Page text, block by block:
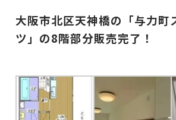
大阪市北区天神橋の「与力町
ツ」の8階部分販売完了！